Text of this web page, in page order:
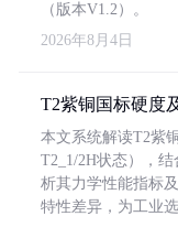
（版本V1.2）。
2026年8月4日
T2紫铜国标硬度
本文系统解读T2紫
T2_1/2H状态），
析其力学性能指标
特性差异，为工业